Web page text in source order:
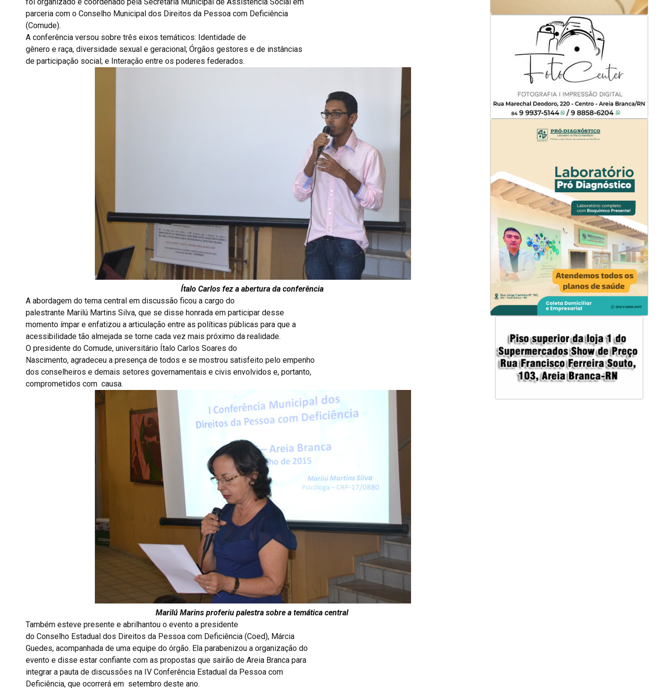
parceria com o Conselho Municipal dos Direitos da Pessoa com Deficiência
(Comude).
A conferência versou sobre três eixos temáticos: Identidade de
gênero e raça, diversidade sexual e geracional; Órgãos gestores e de instâncias
de participação social; e Interação entre os poderes federados.
Ítalo Carlos fez a abertura da conferência
A abordagem do tema central em discussão ficou a cargo do
palestrante Marilú Martins Silva, que se disse honrada em participar desse
momento ímpar e enfatizou a articulação entre as políticas públicas para que a
acessibilidade tão almejada se torne cada vez mais próximo da realidade.
O presidente do Comude, universitário Ítalo Carlos Soares do
Nascimento, agradeceu a presença de todos e se mostrou satisfeito pelo empenho
dos conselheiros e demais setores governamentais e civis envolvidos e, portanto,
comprometidos com causa.
Marilú Marins proferiu palestra sobre a temática central
Também esteve presente e abrilhantou o evento a presidente
do Conselho Estadual dos Direitos da Pessoa com Deficiência (Coed), Márcia
Guedes, acompanhada de uma equipe do órgão. Ela parabenizou a organização do
evento e disse estar confiante com as propostas que sairão de Areia Branca para
integrar a pauta de discussões na IV Conferência Estadual da Pessoa com
Deficiência, que ocorrerá em setembro deste ano.